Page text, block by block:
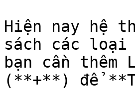
Hiện nay hệ
sách các loại
bạn cần
(**+**) để